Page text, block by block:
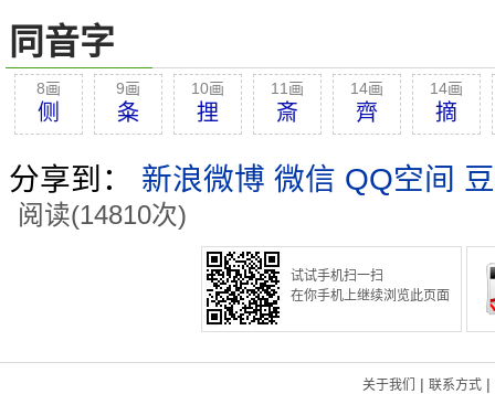
同音字
8画
侧
9画
夈
10画
捚
11画
斎
14画
齊
14画
摘
分享到： 新浪微博 微信 QQ空间
阅读(14810次)
试试手机扫一扫
在你手机上继续浏览此页面
关于我们 | 联系方式|